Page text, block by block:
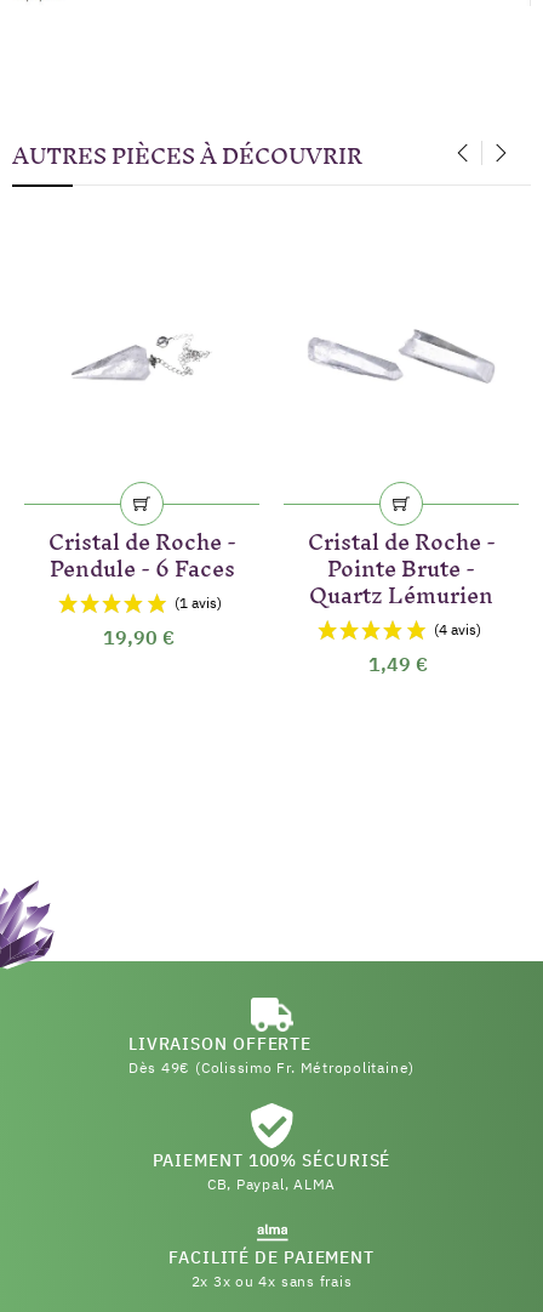
AUTRES PIÈCES À DÉCOUVRIR
Cristal de Roche -
Pendule - 6 Faces
19,90 €
Cristal de Roche -
Pointe Brute -
Quartz Lémurien
1,49 €
LIVRAISON OFFERTE
Dès 49€ (Colissimo Fr. Métropolitaine)
PAIEMENT 100% SÉCURISÉ
CB, Paypal, ALMA
FACILITÉ DE PAIEMENT
2x 3x ou 4x sans frais